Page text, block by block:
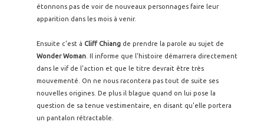
étonnons pas de voir de nouveaux personnages faire leur
apparition dans les mois à venir.
Ensuite c'est à Cliff Chiang de prendre la parole au sujet de
Wonder Woman . Il informe que l'histoire démarrera directement
dans le vif de l'action et que le titre devrait être très
mouvementé. On ne nous racontera pas tout de suite ses
nouvelles origines. De plus il blague quand on lui pose la
question de sa tenue vestimentaire, en disant qu'elle portera
un pantalon rétractable.